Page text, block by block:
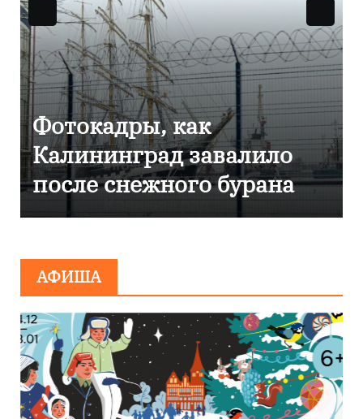
Фоторепортаж как в
Калининграде
эвакуировали ТЦ из-за
сообщения о
АФИША